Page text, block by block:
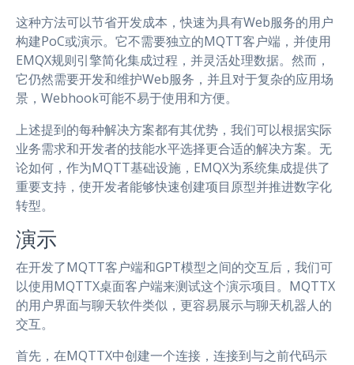
这种方法可以节省开发成本，快速为具有Web服务的用户
构建PoC或演示。它不需要独立的MQTT客户端，并使用
EMQX规则引擎简化集成过程，并灵活处理数据。然而，
它仍然需要开发和维护Web服务，并且对于复杂的应用场
景，Webhook可能不易于使用和方便。
上述提到的每种解决方案都有其优势，我们可以根据实际
业务需求和开发者的技能水平选择更合适的解决方案。无
论如何，作为MQTT基础设施，EMQX为系统集成提供了
重要支持，使开发者能够快速创建项目原型并推进数字化
转型。
演示
在开发了MQTT客户端和GPT模型之间的交互后，我们可
以使用MQTTX桌面客户端来测试这个演示项目。MQTTX
的用户界面与聊天软件类似，更容易展示与聊天机器人的
交互。
首先，在MQTTX中创建一个连接，连接到与之前代码示